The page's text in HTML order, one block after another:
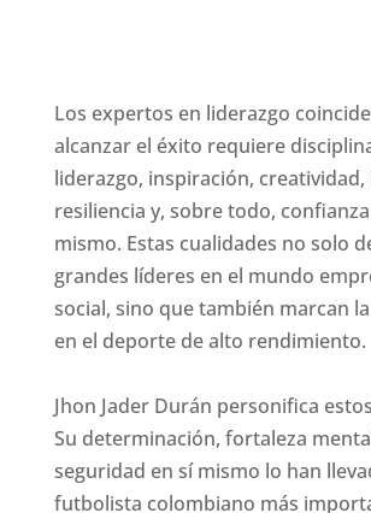
Los expertos en liderazgo
alcanzar el éxito requiere
liderazgo, inspiración, creatividad,
resiliencia y, sobre todo,
mismo. Estas cualidades no solo
grandes líderes en el mundo
social, sino que también marcan
en el deporte de alto rendimiento.
Jhon Jader Durán personifica
Su determinación, fortaleza
seguridad en sí mismo lo han
futbolista colombiano más